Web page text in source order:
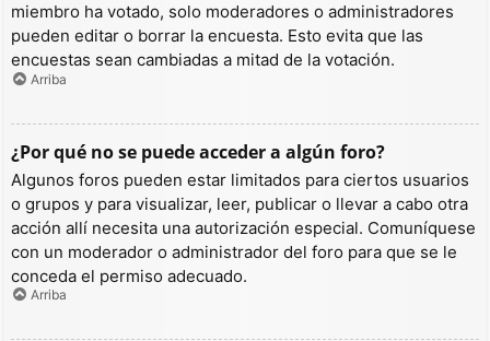
miembro ha votado, solo moderadores o administradores
pueden editar o borrar la encuesta. Esto evita que las
encuestas sean cambiadas a mitad de la votación.
Arriba
¿Por qué no se puede acceder a algún foro?
Algunos foros pueden estar limitados para ciertos usuarios
o grupos y para visualizar, leer, publicar o llevar a cabo otra
acción allí necesita una autorización especial. Comuníquese
con un moderador o administrador del foro para que se le
conceda el permiso adecuado.
Arriba